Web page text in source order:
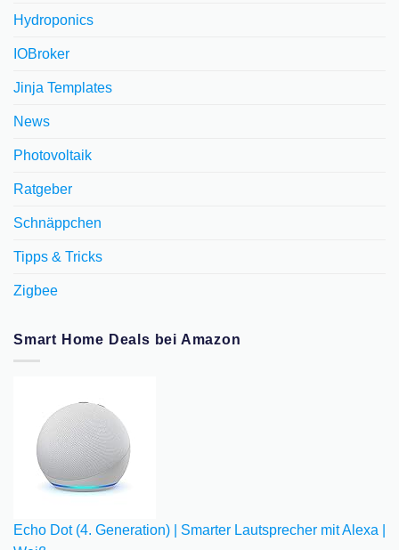
Hydroponics
IOBroker
Jinja Templates
News
Photovoltaik
Ratgeber
Schnäppchen
Tipps & Tricks
Zigbee
Smart Home Deals bei Amazon
Echo Dot (4. Generation) | Smarter Lautsprecher mit Alexa |